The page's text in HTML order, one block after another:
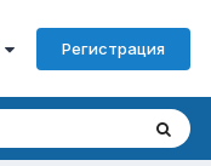
Регистрация